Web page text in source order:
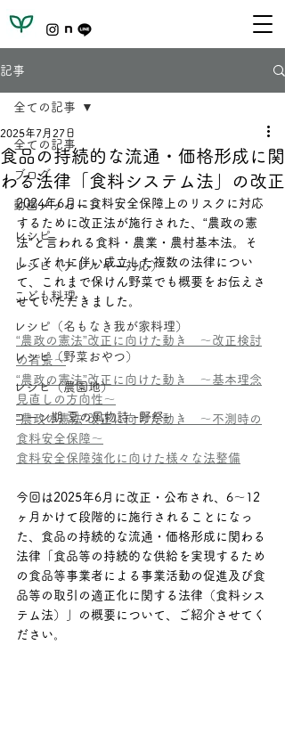
記事
全ての記事
ブログ
動画メッセージ
レシピ
レシピ（アレルギー対応）
こども料理
レシピ（名もなき我が家料理）
レシピ（野菜おやつ）
レシピ（農園地）
コーン期 夏の風物詩 ｰ野祭ｰ
全ての記事
食品の持続的な流通・価格形成に関
わる法律「食料システム法」の改正
2025年7月27日
2024年6月に食料安全保障上のリスクに対応
するために改正法が施行された、“農政の憲
法”と言われる食料・農業・農村基本法。そ
してそれに伴い成立した複数の法律につい
て、これまで保けん野菜でも概要をお伝えさ
せていただきました。
“農政の憲法”改正に向けた動き　～改正検討
の背景～
“農政の憲法”改正に向けた動き　～基本理念
見直しの方向性～
“農政の憲法”改正に向けた動き　～不測時の
食料安全保障～
食料安全保障強化に向けた様々な法整備
今回は2025年6月に改正・公布され、6～12
ヶ月かけて段階的に施行されることになっ
た、食品の持続的な流通・価格形成に関わる
法律「食品等の持続的な供給を実現するため
の食品等事業者による事業活動の促進及び食
品等の取引の適正化に関する法律（食料シス
テム法）」の概要について、ご紹介させてく
ださい。